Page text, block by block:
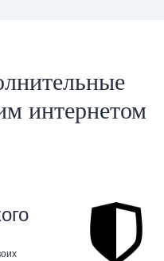
интернетом